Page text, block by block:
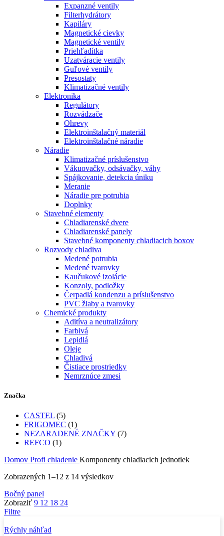
Expanzné ventily
Filterhydrátory
Kapiláry
Magnetické cievky
Magnetické ventily
Priehľadítka
Uzatváracie ventily
Guľové ventily
Presostaty
Klimatizačné ventily
Elektronika
Regulátory
Rozvádzače
Ohrevy
Elektroinštalačný materiál
Elektroinštalačné náradie
Náradie
Klimatizačné príslušenstvo
Vákuovačky, odsávačky, váhy
Spájkovanie, detekcia úniku
Meranie
Náradie pre potrubia
Doplnky
Stavebné elementy
Chladiarenské dvere
Chladiarenské panely
Stavebné komponenty chladiacich boxov
Rozvody chladiva
Medené potrubia
Medené tvarovky
Kaučukové izolácie
Konzoly, podložky
Čerpadlá kondenzu a príslušenstvo
PVC žlaby a tvarovky
Chemické produkty
Aditíva a neutralizátory
Farbivá
Lepidlá
Oleje
Chladivá
Čistiace prostriedky
Nemrznúce zmesi
Značka
CASTEL (5)
FRIGOMEC (1)
NEZARADENÉ ZNAČKY (7)
REFCO (1)
Domov Profi chladenie Komponenty chladiacich jednotiek
Zobrazených 1–12 z 14 výsledkov
Bočný panel
Zobraziť 9 12 18 24
Filtre
Rýchly náhľad